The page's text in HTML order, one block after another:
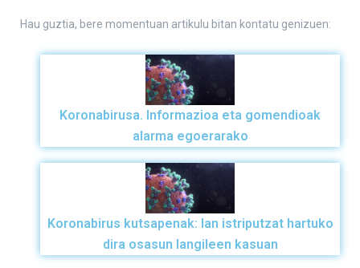
Hau guztia, bere momentuan artikulu bitan kontatu genizuen:
Koronabirusa. Informazioa eta gomendioak
alarma egoerarako
Koronabirus kutsapenak: lan istriputzat hartuko
dira osasun langileen kasuan